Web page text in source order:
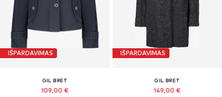
IŠPARDAVIMAS
GIL BRET
109,00 €
IŠPARDAVIMAS
GIL BRET
149,00 €